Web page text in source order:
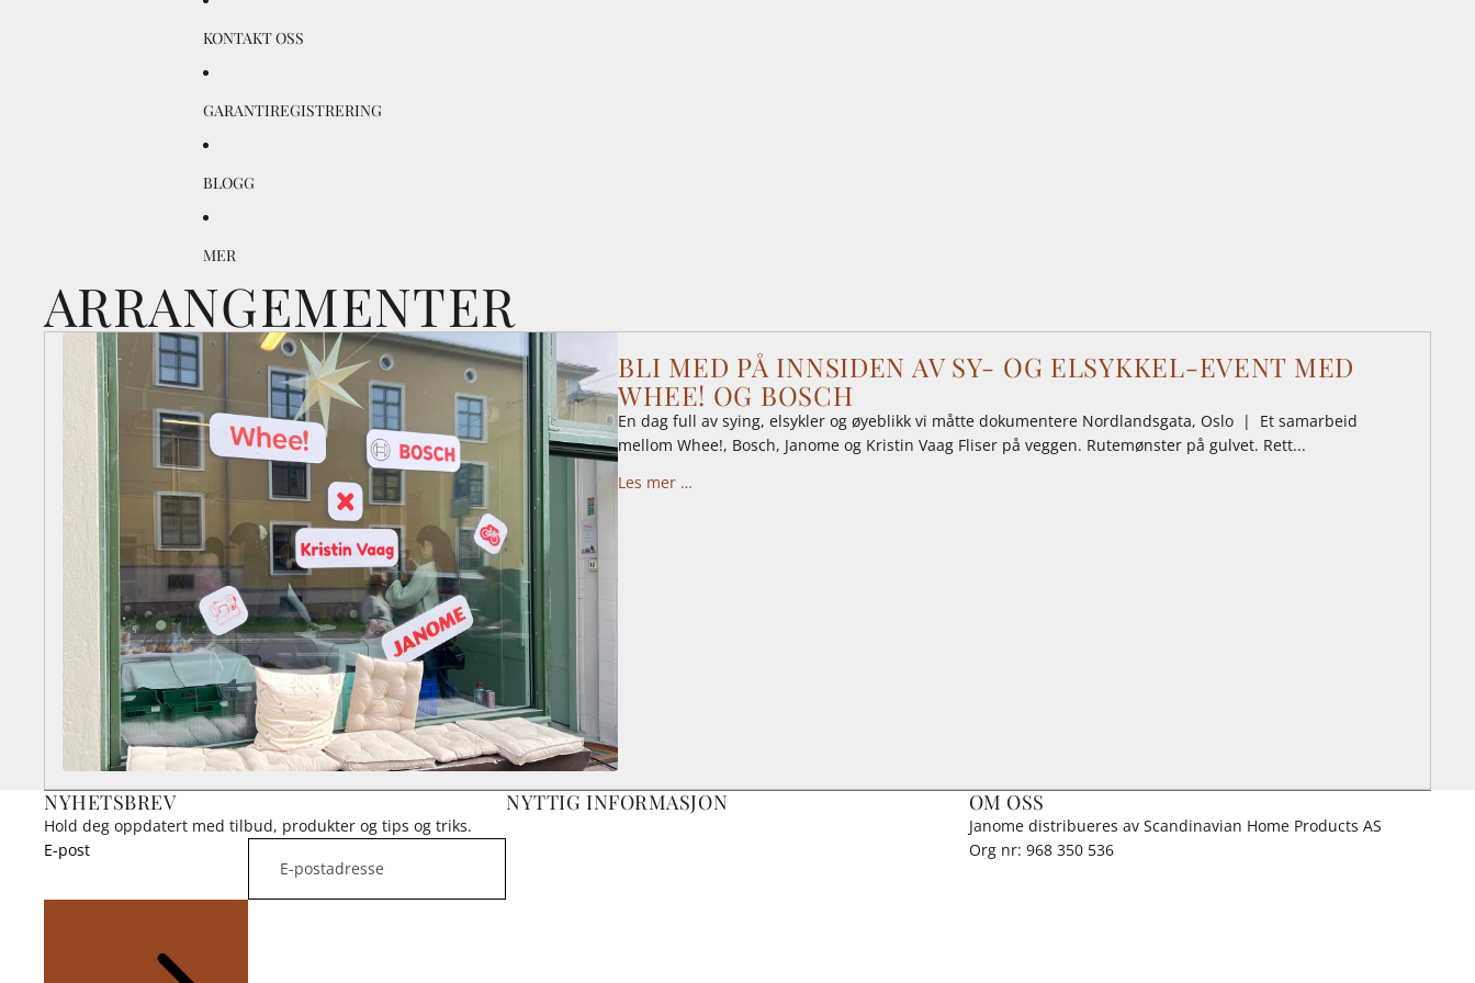
KONTAKT OSS
GARANTIREGISTRERING
BLOGG
MER
ARRANGEMENTER
BLI MED PÅ INNSIDEN AV SY- OG ELSYKKEL-EVENT MED
WHEE! OG BOSCH
En dag full av sying, elsykler og øyeblikk vi måtte dokumentere Nordlandsgata, Oslo | Et samarbeid
mellom Whee!, Bosch, Janome og Kristin Vaag Fliser på veggen. Rutemønster på gulvet. Rett...
Les mer …
NYHETSBREV
Hold deg oppdatert med tilbud, produkter og tips og triks.
E-post
NYTTIG INFORMASJON OM OSS
Janome distribueres av Scandinavian Home Products AS
Org nr: 968 350 536